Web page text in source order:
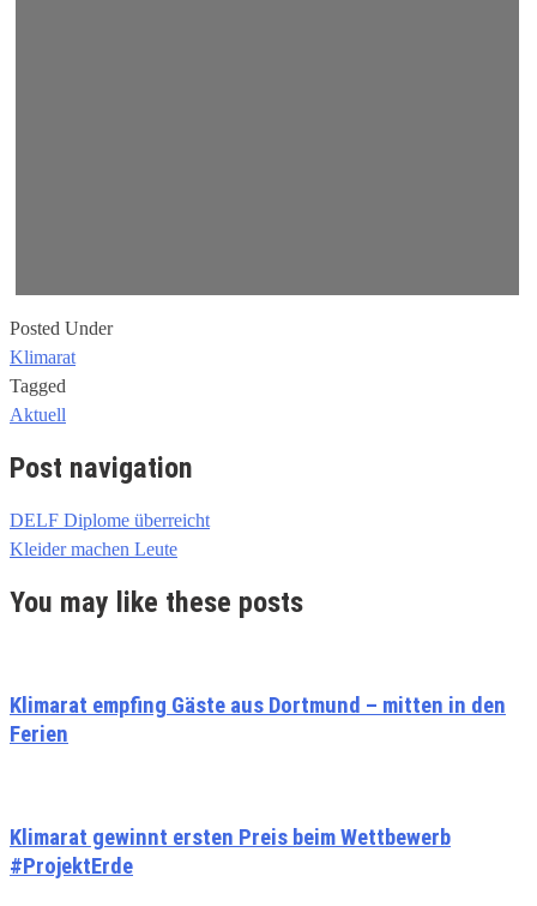
Posted Under
Klimarat
Tagged
Aktuell
Post navigation
DELF Diplome überreicht
Kleider machen Leute
You may like these posts
Klimarat empfing Gäste aus Dortmund – mitten in den
Ferien
Klimarat gewinnt ersten Preis beim Wettbewerb
#ProjektErde